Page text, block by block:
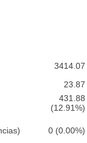
3414.07
23.87
431.88
(12.91%)
0 (0.00%)